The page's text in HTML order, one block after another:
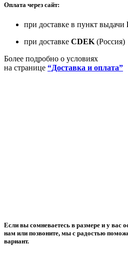
Оплата через сайт:
при доставке в пункт выдачи
при доставке CDEK (Россия)
Более подробно о условиях
на странице “Доставка и оплата”
Если вы сомневаетесь в размере и у вас
нам или позвоните, мы с радостью
вариант.